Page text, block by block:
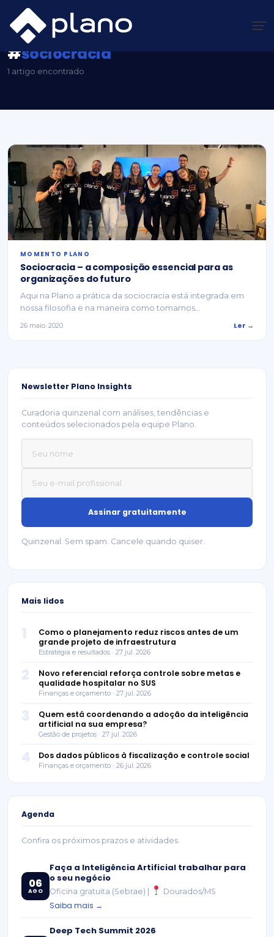
para
conteúdo
Plano Insights/#sociocracia
#sociocracia
1 artigo encontrado
MOMENTO PLANO
Sociocracia – a composição essencial para as
organizações do futuro
Aqui na Plano a prática da sociocracia está integrada em
nossa filosofia e na maneira como tomamos...
26 maio. 2020 Ler →
Newsletter Plano Insights
Curadoria quinzenal com análises, tendências e
conteúdos selecionados pela equipe Plano.
Quinzenal. Sem spam. Cancele quando quiser.
Mais lidos
Como o planejamento reduz riscos antes de um
grande projeto de infraestrutura
Estratégia e resultados · 27 jul. 2026
Novo referencial reforça controle sobre metas e
qualidade hospitalar no SUS
Finanças e orçamento · 27 jul. 2026
Quem está coordenando a adoção da inteligência
artificial na sua empresa?
Gestão de projetos · 27 jul. 2026
Dos dados públicos à fiscalização e controle social
Finanças e orçamento · 26 jul. 2026
Agenda
Confira os próximos prazos e atividades.
06
AGO
Faça a Inteligência Artificial trabalhar para
o seu negócio
Oficina gratuita (Sebrae) | Dourados/MS
Saiba mais →
Deep Tech Summit 2026